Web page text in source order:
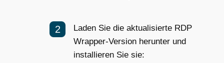
Laden Sie die aktualisierte RDP
Wrapper-Version herunter und
installieren Sie sie: